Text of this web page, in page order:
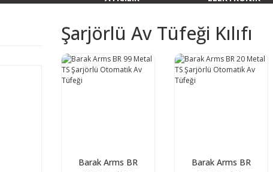
Şarjörlü Av Tüfeği Kılıfı
Barak Arms BR
Barak Arms BR